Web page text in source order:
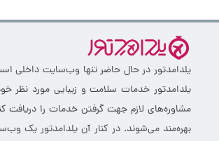
یلدامدتور در حال حاضر تنها وب‌سایت داخلی
یلدامدتور خدمات سلامت و زیبایی مورد نظر
مشاوره‌های لازم جهت گرفتن خدمات را دریافت
بهره‌مند می‌شوند. در کنار آن یلدامدتور یک